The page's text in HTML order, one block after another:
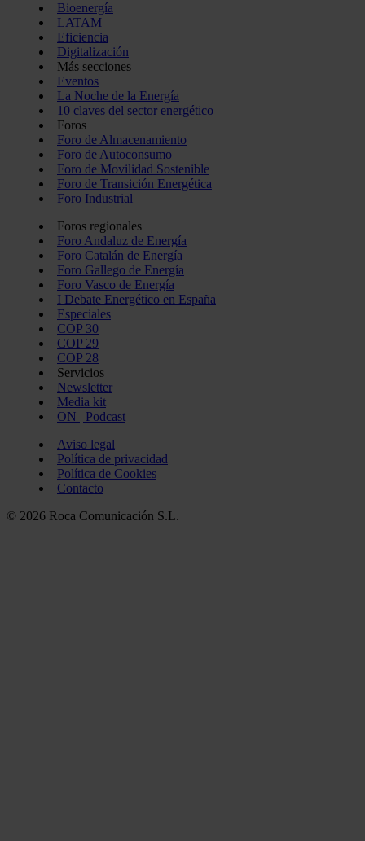
Bioenergía
LATAM
Eficiencia
Digitalización
Más secciones
Eventos
La Noche de la Energía
10 claves del sector energético
Foros
Foro de Almacenamiento
Foro de Autoconsumo
Foro de Movilidad Sostenible
Foro de Transición Energética
Foro Industrial
Foros regionales
Foro Andaluz de Energía
Foro Catalán de Energía
Foro Gallego de Energía
Foro Vasco de Energía
I Debate Energético en España
Especiales
COP 30
COP 29
COP 28
Servicios
Newsletter
Media kit
ON | Podcast
Aviso legal
Política de privacidad
Política de Cookies
Contacto
© 2026 Roca Comunicación S.L.